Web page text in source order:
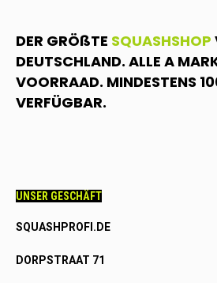
DER GRÖßTE SQUASHSHOP
DEUTSCHLAND. ALLE A
VOORRAAD. MINDESTENS
VERFÜGBAR.
UNSER GESCHÄFT
SQUASHPROFI.DE
DORPSTRAAT 71